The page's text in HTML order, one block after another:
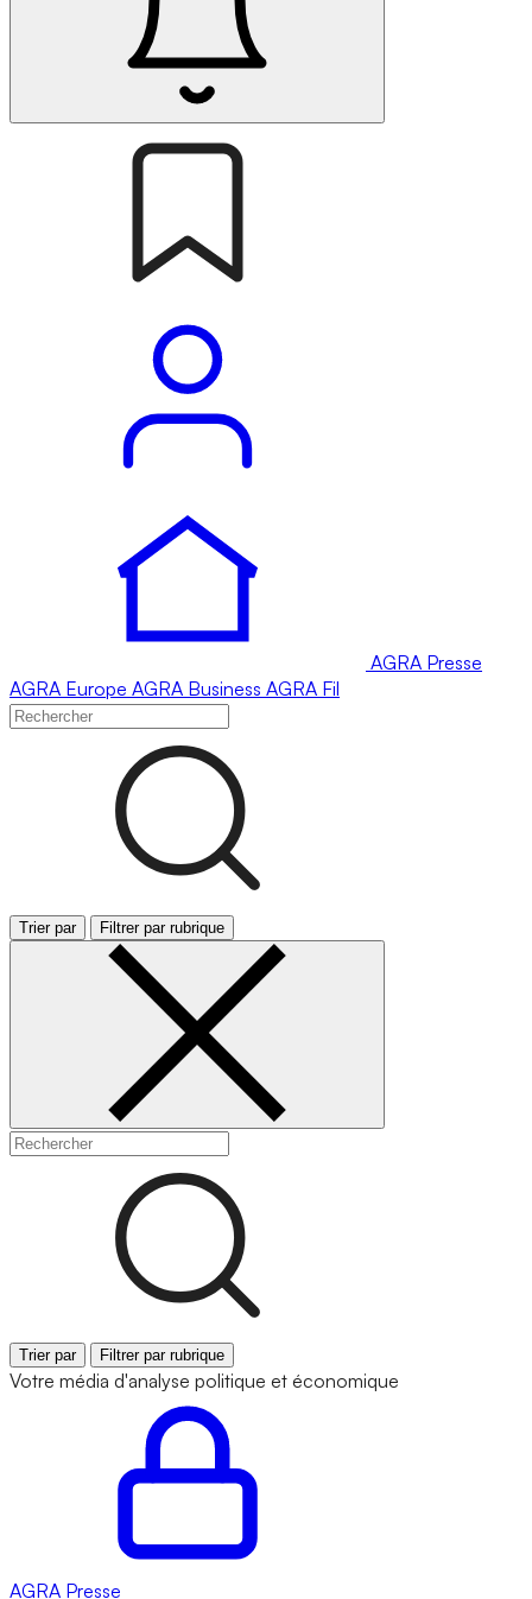
AGRA Presse
AGRA Europe AGRA Business AGRA Fil
Trier par Filtrer par rubrique
Trier par Filtrer par rubrique
Votre média d'analyse politique et économique
AGRA Presse